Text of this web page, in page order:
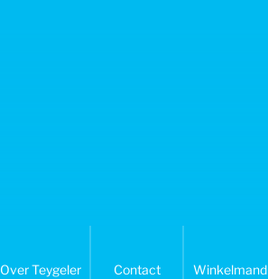
Over Teygeler Contact Winkelmand